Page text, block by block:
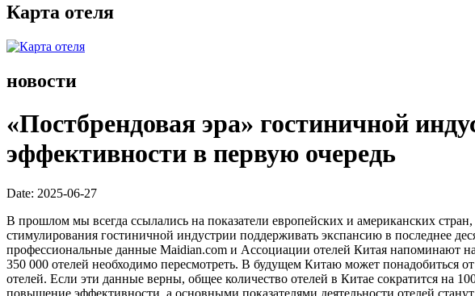
Карта отеля
новости
«Постбрендовая эра» гостиничной
эффективности в первую очередь
Date: 2025-06-27
В прошлом мы всегда ссылались на показатели европейских и американских
стимулирования гостиничной индустрии поддерживать экспансию в последнее
профессиональные данные Maidian.com и Ассоциации отелей Китая напоминают
350 000 отелей необходимо пересмотреть. В будущем Китаю может понадобиться
отелей. Если эти данные верны, общее количество отелей в Китае сократится на
повышение эффективности, а основными показателями деятельности отелей станут